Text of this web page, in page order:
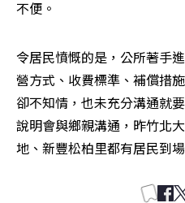
不便。
令居民憤慨的是，公所著手
營方式、收費標準、補償措
卻不知情，也未充分溝通就
說明會與鄉親溝通，昨竹北
地、新豐松柏里都有居民到